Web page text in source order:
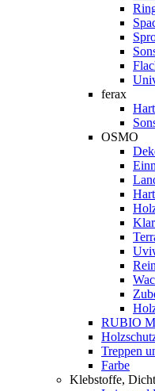
ferax
OSMO
RUBIO
Treppen
Farbe
Klebstoffe,